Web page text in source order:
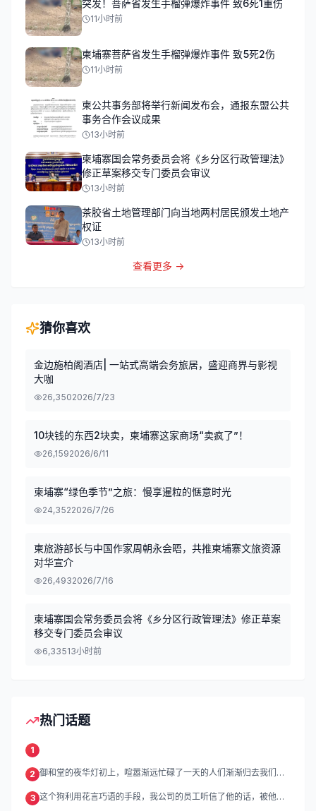
突发！菩萨省发生手榴弹爆炸事件 致6死1重伤
11小时前
柬埔寨菩萨省发生手榴弹爆炸事件 致5死2伤
11小时前
柬公共事务部将举行新闻发布会，通报东盟公共
事务合作会议成果
13小时前
柬埔寨国会常务委员会将《乡分区行政管理法》
修正草案移交专门委员会审议
13小时前
茶胶省土地管理部门向当地两村居民颁发土地产
权证
13小时前
查看更多 →
猜你喜欢
金边施柏阁酒店| 一站式高端会务旅居，盛迎商界与影视
大咖
26,3502026/7/23
10块钱的东西2块卖，柬埔寨这家商场“卖疯了”！
26,1592026/6/11
柬埔寨“绿色季节”之旅：慢享暹粒的惬意时光
24,3522026/7/26
柬旅游部长与中国作家周朝永会晤，共推柬埔寨文旅资源
对华宣介
26,4932026/7/16
柬埔寨国会常务委员会将《乡分区行政管理法》修正草案
移交专门委员会审议
6,33513小时前
热门话题
1
2 御和堂的夜华灯初上，喧嚣渐远忙碌了一天的人们渐渐归去我们的
3 这个狗利用花言巧语的手段，我公司的员工听信了他的话，被他带